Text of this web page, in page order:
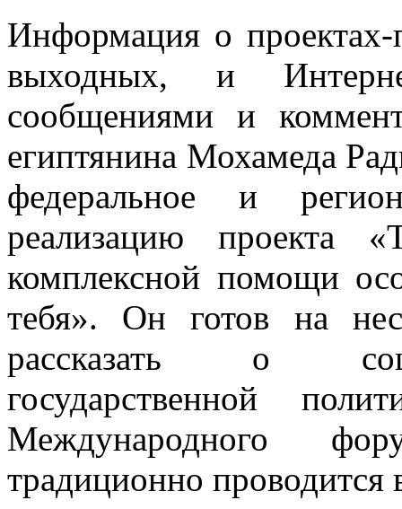
Информация о
выходных, и
сообщениями и
египтянина Мохамеда
федеральное и
реализацию проекта
комплексной помощи
тебя». Он готов на
рассказать о
государственной
Международного
традиционно проводится